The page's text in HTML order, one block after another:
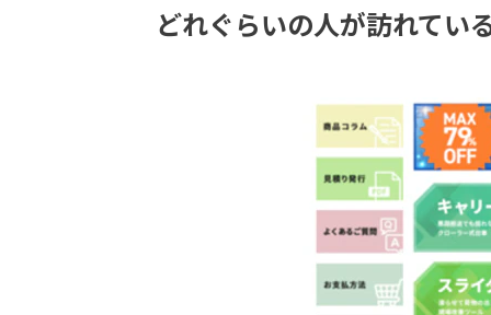
どれぐらいの人が訪れてい